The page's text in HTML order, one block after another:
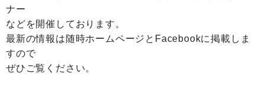
ナー
などを開催しております。
最新の情報は随時ホームページとFacebookに掲載しま
すので
ぜひご覧ください。